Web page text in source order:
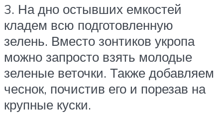
3. На дно остывших емкостей
кладем всю подготовленную
зелень. Вместо зонтиков укропа
можно запросто взять молодые
зеленые веточки. Также добавляем
чеснок, почистив его и порезав на
крупные куски.